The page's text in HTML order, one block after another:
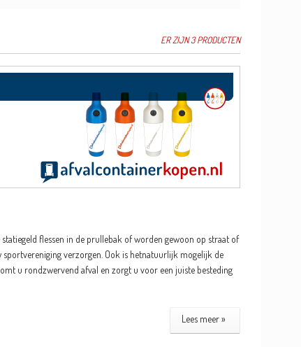
ER ZIJN 3 PRODUCTEN
flessen in de prullebak of worden gewoon op straat of
verzorgen. Ook is hetnatuurlijk mogelijk de
u rondzwervend afval en zorgt u voor een juiste besteding
Lees meer »